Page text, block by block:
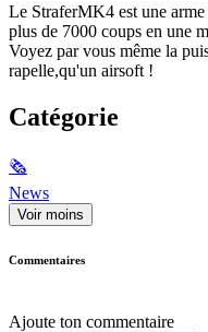
Le StraferMK4 est une
plus de 7000 coups en une
Voyez par vous même la
rapelle,qu'un airsoft !
Catégorie
🗞
News
Voir moins
Commentaires
Ajoute ton commentaire